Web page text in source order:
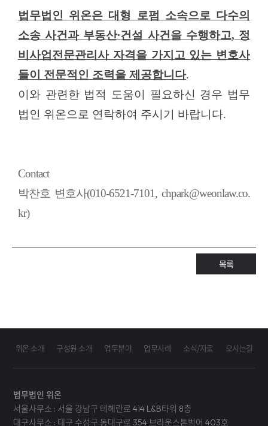
법무법인 위온은 대형 로펌 소속으로 다수의
소송 사건과 부동산∙건설 사건을 수행하고, 정
비사업전문관리사 자격을 가지고 있는 변호사
들이 전문적인 조력을 제공합니다.
이와 관련한 법적 도움이 필요하신 경우 법무
법인 위온으로 연락하여 주시기 바랍니다.
Contact
박찬호 변호사(010-6521-7101, chpark@weonlaw.co.
kr)
목록
위온 소개 구성원 소개 업무분야 업무사례 소식/자료 오시는길
법무법인 위온
서울사무소 : 서울 강남구 테헤란로 414 L&B타워 8층
대구사무소 : 대구 수성구 동대구로 354 브라운스톤범어 403호